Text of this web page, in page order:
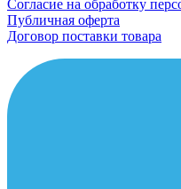
Согласие на обработку
Публичная оферта
Договор поставки товара